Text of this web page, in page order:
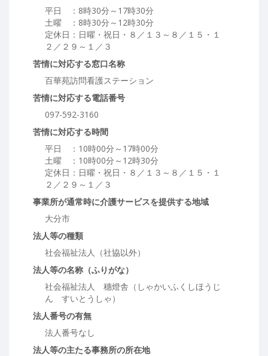
平日 ：8時30分～17時30分
土曜 ：8時30分～12時30分
定休日：日曜・祝日・８／１３～８／１５・１
２／２９～１／３
苦情に対応する窓口名称
百華苑訪問看護ステーション
苦情に対応する電話番号
097-592-3160
苦情に対応する時間
平日 ：10時00分～17時00分
土曜 ：10時00分～12時30分
定休日：日曜・祝日・８／１３～８／１５・１
２／２９～１／３
事業所が通常時に介護サービスを提供する地域
大分市
法人等の種類
社会福祉法人（社協以外）
法人等の名称（ふりがな）
社会福祉法人 穗燈舎（しゃかいふくしほうじ
ん すいとうしゃ）
法人番号の有無
法人番号なし
法人等の主たる事務所の所在地